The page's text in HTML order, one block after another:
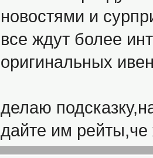
новостями и
все ждут более
оригинальных
делаю
дайте им рейты,че